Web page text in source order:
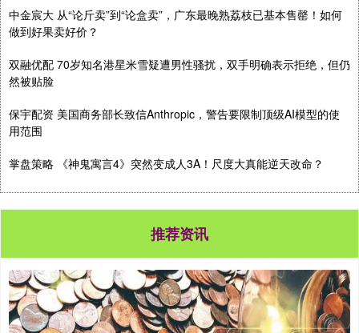
中金宸大 从“论斤卖”到“论盒卖”，广东最晚熟荔枝已基本售罄！如何
做到好果卖好价？
双融优配 70岁知名港星米雪疑遭男性骚扰，双手明确表示拒绝，但仍
然被贴脸
保宇配资 美国商务部长致信Anthropic，警告要限制顶级AI模型的使
用范围
掌盘策略 《神鬼寓言4》突然变成人3A！尺度大真能逆天改命？
推荐资讯